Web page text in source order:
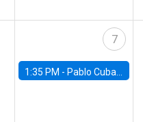
7
1:35 PM - Pablo Cuba, FED Board